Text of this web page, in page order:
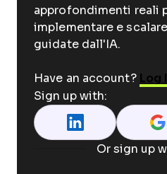
approfondimenti reali
implementare e
guidate dall'IA.
Have an account? Log
Sign up with:
Or sign up